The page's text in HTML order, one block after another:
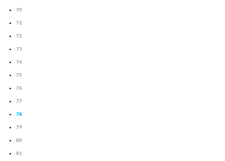
70
71
72
73
74
75
76
77
78
79
80
81